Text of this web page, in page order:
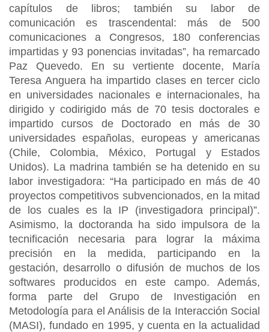
capítulos de libros; también su labor de
comunicación es trascendental: más de 500
comunicaciones a Congresos, 180 conferencias
impartidas y 93 ponencias invitadas”, ha remarcado
Paz Quevedo. En su vertiente docente, María
Teresa Anguera ha impartido clases en tercer ciclo
en universidades nacionales e internacionales, ha
dirigido y codirigido más de 70 tesis doctorales e
impartido cursos de Doctorado en más de 30
universidades españolas, europeas y americanas
(Chile, Colombia, México, Portugal y Estados
Unidos). La madrina también se ha detenido en su
labor investigadora: “Ha participado en más de 40
proyectos competitivos subvencionados, en la mitad
de los cuales es la IP (investigadora principal)”.
Asimismo, la doctoranda ha sido impulsora de la
tecnificación necesaria para lograr la máxima
precisión en la medida, participando en la
gestación, desarrollo o difusión de muchos de los
softwares producidos en este campo. Además,
forma parte del Grupo de Investigación en
Metodología para el Análisis de la Interacción Social
(MASI), fundado en 1995, y cuenta en la actualidad